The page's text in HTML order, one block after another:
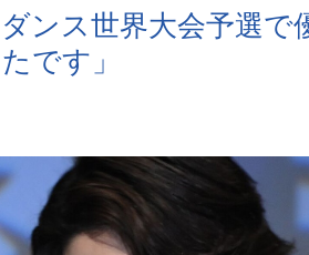
ンス世界大会予選で
です」